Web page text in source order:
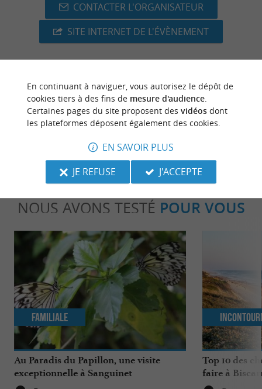
CONTACTER L'ORGANISATEUR
SITE INTERNET DE L'ÉVÈNEMENT
dernière mise à jour :08/07/2026 à 04:51:57
Source :Sirtaqui-Crédit photo :Margaux Charente -
NOUS AVONS TESTÉ POUR VOUS
Au Paradis du Papillon, une visite
exceptionnelle à Sanguinet
Familiale
Top 10 des
faire à
En continuant à naviguer, vous autorisez le dépôt de
cookies tiers à des fins de mesure d'audience.
Certaines pages du site proposent des vidéosdont
les plateformes déposent également des cookies.
EN SAVOIR PLUS
JE REFUSE
J'ACCEPTE